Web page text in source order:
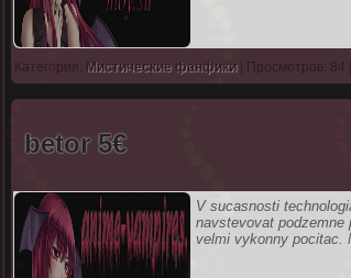
Категория: Мистические фанфики| Просмотров: 84
betor 5€
V sucasnosti
navstevovat podzemne
velmi vykonny pocitac.